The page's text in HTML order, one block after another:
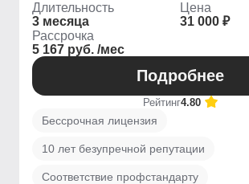
Длительность
3 месяца
Цена
31 000 ₽
Рассрочка
5 167 руб. /мес
Подробнее
Рейтинг4.80
Бессрочная лицензия
10 лет безупречной репутации
Соответствие профстандарту